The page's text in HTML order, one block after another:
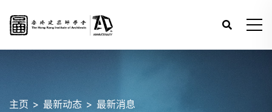
主页 最新动态 最新消息